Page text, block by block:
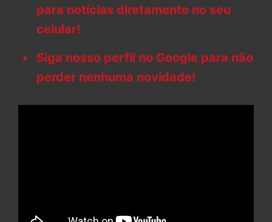
para notícias diretamente no seu
celular!
Siga nosso perfil no Google para não
perder nenhuma novidade!